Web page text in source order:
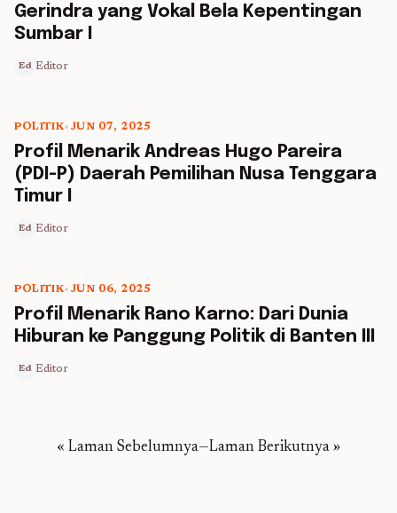
Gerindra yang Vokal Bela Kepentingan
Sumbar I
Ed Editor
5 min read
POLITIK• JUN 07, 2025
Profil Menarik Andreas Hugo Pareira
(PDI-P) Daerah Pemilihan Nusa Tenggara
Timur I
Ed Editor
5 min read
POLITIK• JUN 06, 2025
Profil Menarik Rano Karno: Dari Dunia
Hiburan ke Panggung Politik di Banten III
Ed Editor
« Laman Sebelumnya—Laman Berikutnya »